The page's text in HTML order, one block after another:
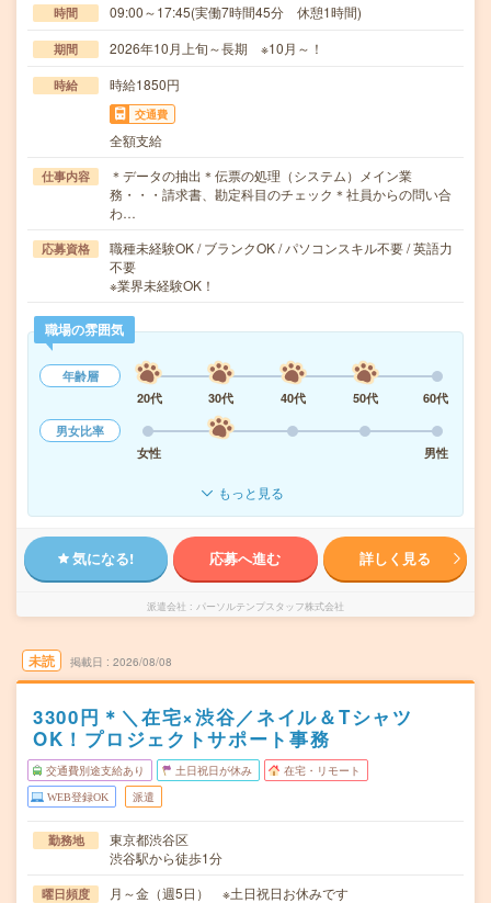
時間 09:00～17:45(実働7時間45分 休憩1時間)
期間 2026年10月上旬～長期 ※10月～！
時給 時給1850円
交通費
全額支給
仕事内容
＊データの抽出＊伝票の処理（システム）メイン業
務・・・請求書、勘定科目のチェック＊社員からの問い合
わ…
応募資格
職種未経験OK / ブランクOK / パソコンスキル不要 / 英語力
不要
※業界未経験OK！
職場の雰囲気
年齢層
20代
30代 40代 50代
60代
男女比率
女性
男性
もっと見る
気になる! 応募へ進む 詳しく見る
派遣会社 パーソルテンプスタッフ株式会社
未読 掲載日 2026/08/08
3300円＊＼在宅×渋谷／ネイル＆Tシャツ
OK！プロジェクトサポート事務
交通費別途支給あり 土日祝日が休み 在宅・リモート
WEB登録OK 派遣
勤務地
東京都渋谷区
渋谷駅から徒歩1分
曜日頻度 月～金（週5日） ※土日祝日お休みです